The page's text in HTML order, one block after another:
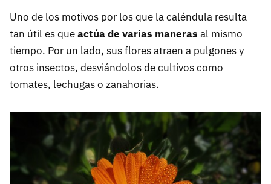
Uno de los motivos por los que la caléndula resulta
tan útil es queactúa de varias maneras al mismo
tiempo. Por un lado, sus flores atraen a pulgones y
otros insectos, desviándolos de cultivos como
tomates, lechugas o zanahorias.